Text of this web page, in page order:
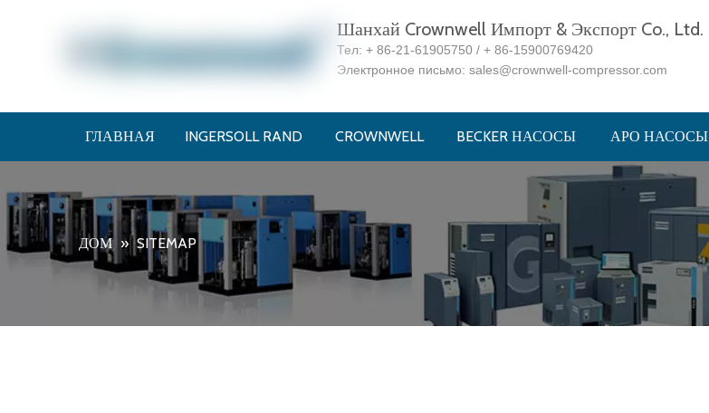
Шанхай Crownwell Импорт & Экспорт Co., Ltd.
Тел: + 86-21-61905750 / + 86-15900769420
Электронное письмо: sales@crownwell-compressor.com
ГЛАВНАЯ INGERSOLL RAND CROWNWELL BECKER НАСОСЫ АРО НАСОСЫ
ДОМ » SITEMAP